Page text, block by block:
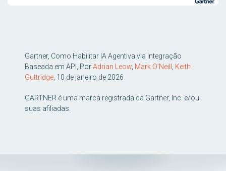
Gartner, Como Habilitar IA Agentiva via Integração
Baseada em API, PorAdrian Leow, Mark O’Neill , Keith
Guttridge, 10 de janeiro de 2026
GARTNER é uma marca registrada da Gartner, Inc. e/ou
suas afiliadas.